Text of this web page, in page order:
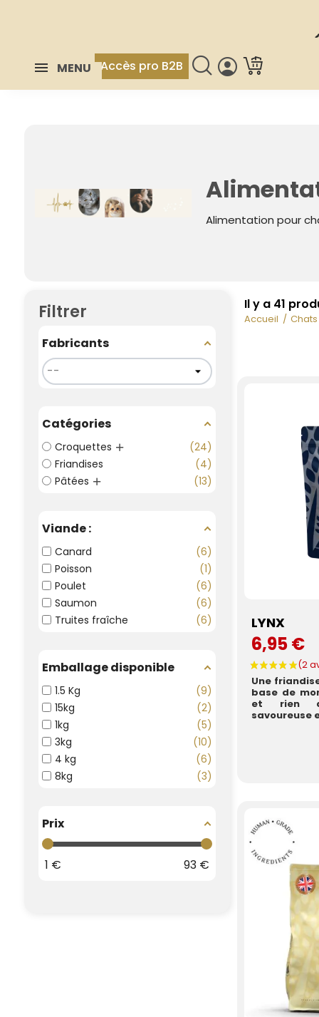
MENU Accès pro B2B
Alimentation pour
Filtrer
Fabricants
Catégories
Croquettes
24
Friandises
4
Pâtées
13
Viande :
Canard
6
Poisson
1
Poulet
6
Saumon
6
Truites fraîche
6
Emballage disponible
1.5 Kg
9
15kg
2
1kg
5
3kg
10
4 kg
6
8kg
3
Prix
1 € 93€
Il y a 41
Accueil Chats
LYNX
6,95 €
Une
base de
et rien
savoureuse